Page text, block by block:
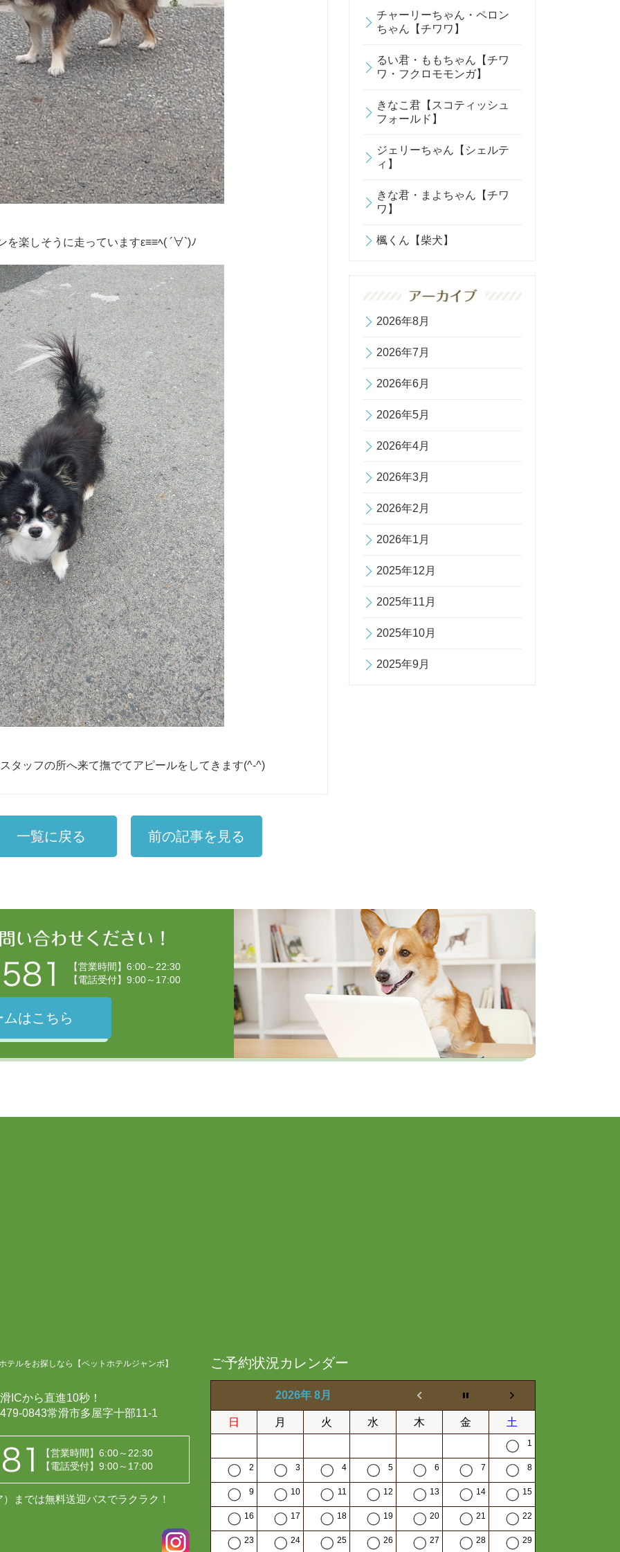
を楽しそうに走っていますε≡≡ﾍ( ´∀`)ﾉ
タッフの所へ来て撫でてアピールをしてきます(^-^)
一覧に戻る 前の記事を見る
チャーリーちゃん・ペロン
ちゃん【チワワ】
るい君・ももちゃん【チワ
ワ・フクロモモンガ】
きなこ君【スコティッシュ
フォールド】
ジェリーちゃん【シェルテ
ィ】
きな君・まよちゃん【チワ
ワ】
楓くん【柴犬】
2026年8月
2026年7月
2026年6月
2026年5月
2026年4月
2026年3月
2026年2月
2026年1月
2025年12月
2025年11月
2025年10月
2025年9月
【営業時間】6:00～22:30
【電話受付】9:00～17:00
はこちら
ルをお探しなら【ペットホテルジャンボ】
ICから直進10秒！
0843常滑市多屋字十部11-1
【営業時間】6:00～22:30
【電話受付】9:00～17:00
までは無料送迎バスでラクラク！
ご予約状況カレンダー
2026年 8月
日 月 火 水 木 金 土
1
2 3 4 5 6 7 8
9 10 11 12 13 14 15
16 17 18 19 20 21 22
23 24 25 26 27 28 29